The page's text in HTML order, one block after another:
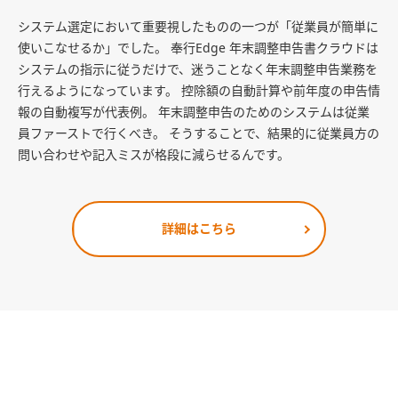
システム選定において重要視したものの一つが「従業員が簡単に
使いこなせるか」でした。 奉行Edge 年末調整申告書クラウドは
システムの指示に従うだけで、迷うことなく年末調整申告業務を
行えるようになっています。 控除額の自動計算や前年度の申告情
報の自動複写が代表例。 年末調整申告のためのシステムは従業
員ファーストで行くべき。 そうすることで、結果的に従業員方の
問い合わせや記入ミスが格段に減らせるんです。
詳細はこちら